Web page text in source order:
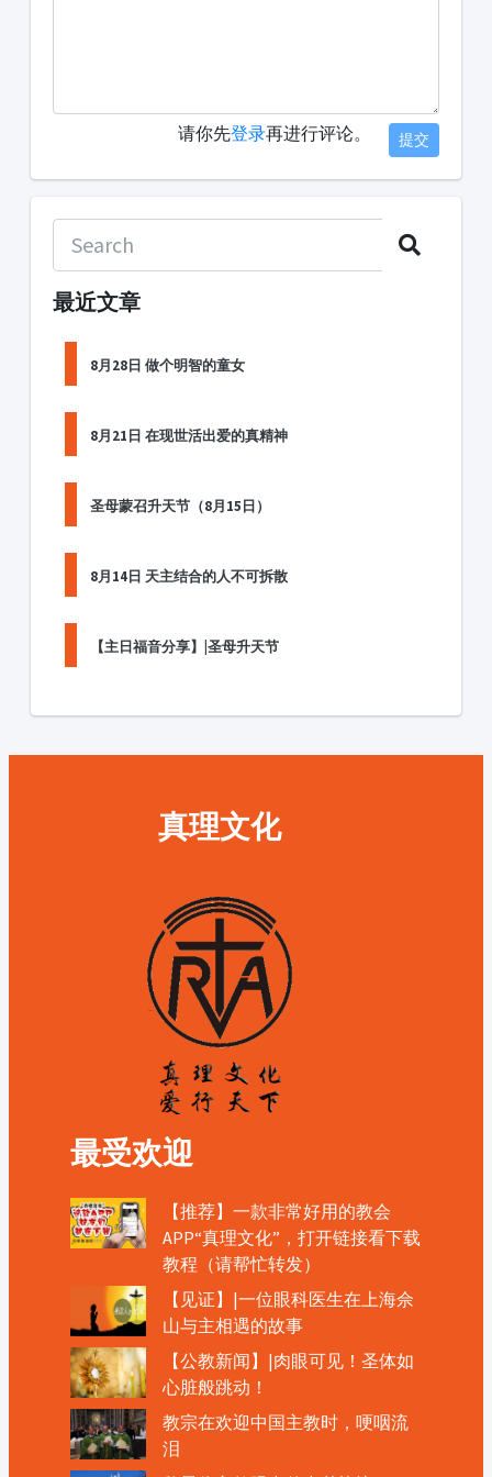
请你先登录再进行评论。 提交
最近文章
8月28日 做个明智的童女
8月21日 在现世活出爱的真精神
圣母蒙召升天节（8月15日）
8月14日 天主结合的人不可拆散
【主日福音分享】|圣母升天节
真理文化
最受欢迎
【推荐】一款非常好用的教会
APP“真理文化”，打开链接看下载
教程（请帮忙转发）
【见证】|一位眼科医生在上海佘
山与主相遇的故事
【公教新闻】|肉眼可见！圣体如
心脏般跳动！
教宗在欢迎中国主教时，哽咽流
泪